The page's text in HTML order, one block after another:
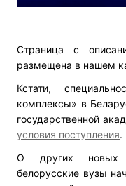
Страница с
размещена в нашем
Кстати,
комплексы» в
государственной
условия поступления.
О других новых
белорусские вузы